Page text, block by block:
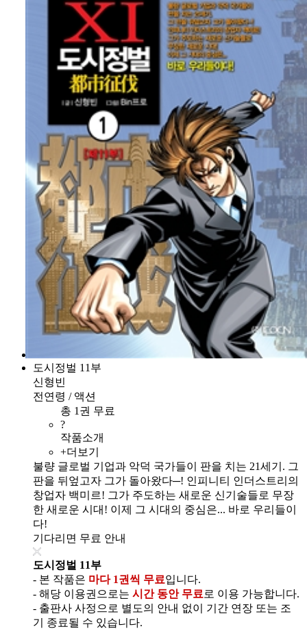
도시정벌 11부
신형빈
전연령 / 액션
총 1권 무료
?
작품소개
+더보기
불량 글로벌 기업과 악덕 국가들이 판을 치는 21세기. 그
판을 뒤엎고자 그가 돌아왔다─! 인피니티 인더스트리의
창업자 백미르! 그가 주도하는 새로운 신기술들로 무장
한 새로운 시대! 이제 그 시대의 중심은... 바로 우리들이
다!
기다리면 무료 안내
도시정벌 11부
- 본 작품은 마다 1권씩 무료입니다.
- 해당 이용권으로는 시간 동안 무료 로 이용 가능합니다.
- 출판사 사정으로 별도의 안내 없이 기간 연장 또는 조
기 종료될 수 있습니다.